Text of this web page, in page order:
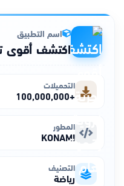
ذكاء اصطناعياسم التطبيق
التحميلات
+100,000,000
المطور
KONAMI
التصنيف
رياضة